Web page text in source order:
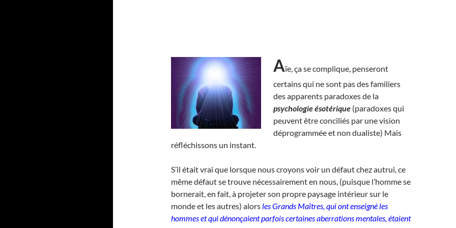
Aïe, ça se complique, penseront
certains qui ne sont pas des familiers
des apparents paradoxes de la
psychologie ésotérique (paradoxes qui
peuvent être conciliés par une vision
déprogrammée et non dualiste) Mais
réfléchissons un instant.
S’il était vrai que lorsque nous croyons voir un défaut chez autrui, ce
même défaut se trouve nécessairement en nous, (puisque l’homme se
bornerait, en fait, à projeter son propre paysage intérieur sur le
monde et les autres) alorsles Grands Maîtres, qui ont enseigné les
hommes et qui dénonçaient parfois certaines aberrations mentales, étaient